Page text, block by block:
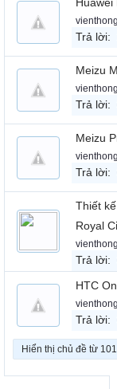
Trả lời:
Meizu
Trả lời:
Meizu
Trả lời:
Thiết
Royal
Trả lời:
HTC
Trả lời:
Hiển thị chủ đề từ